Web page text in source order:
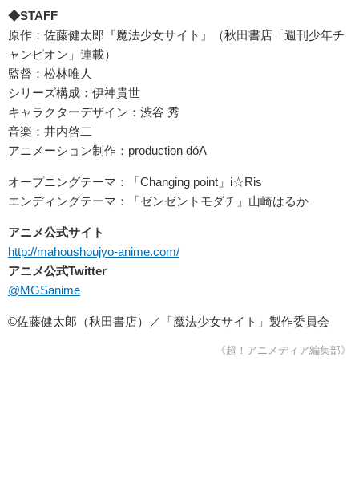
◆STAFF
原作：佐藤健太郎『魔法少女サイト』（秋田書店「週刊少年チ
ャンピオン」連載）
監督：松林唯人
シリーズ構成：伊神貴世
キャラクターデザイン：渋谷 秀
音楽：井内啓二
アニメーション制作：production dóA
オープニングテーマ：「Changing point」i☆Ris
エンディングテーマ：「ゼンゼントモダチ」山崎はるか
アニメ公式サイト
http://mahoushoujyo-anime.com/
アニメ公式Twitter
@MGSanime
©佐藤健太郎（秋田書店）／「魔法少女サイト」製作委員会
《超！アニメディア編集部》